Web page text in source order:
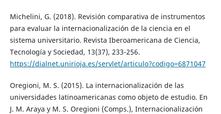
Michelini, G. (2018). Revisión comparativa de instrumentos
para evaluar la internacionalización de la ciencia en el
sistema universitario. Revista Iberoamericana de Ciencia,
Tecnología y Sociedad, 13(37), 233-256.
https://dialnet.unirioja.es/servlet/articulo?codigo=6871047
Oregioni, M. S. (2015). La internacionalización de las
universidades latinoamericanas como objeto de estudio. En
J. M. Araya y M. S. Oregioni (Comps.), Internacionalización